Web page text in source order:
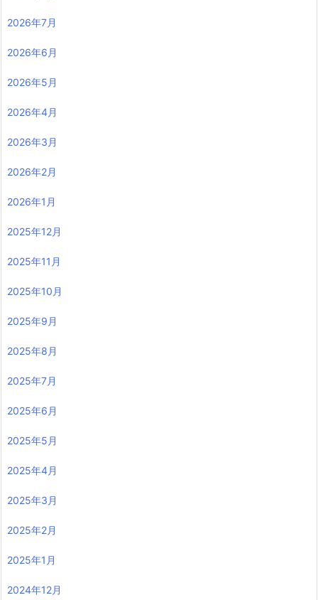
2026年7月
2026年6月
2026年5月
2026年4月
2026年3月
2026年2月
2026年1月
2025年12月
2025年11月
2025年10月
2025年9月
2025年8月
2025年7月
2025年6月
2025年5月
2025年4月
2025年3月
2025年2月
2025年1月
2024年12月